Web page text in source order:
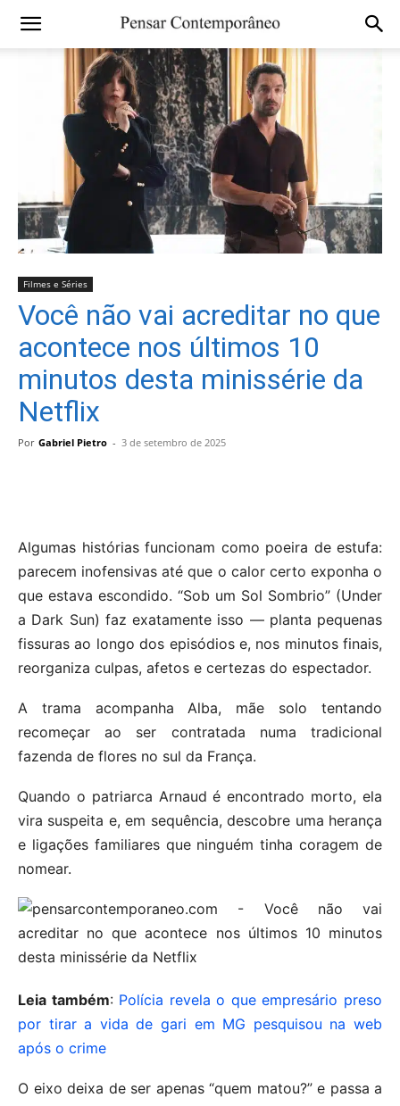
Filmes e Séries
Você não vai acreditar no que
acontece nos últimos 10
minutos desta minissérie da
Netflix
Por Gabriel Pietro - 3 de setembro de 2025
Algumas histórias funcionam como poeira de estufa:
parecem inofensivas até que o calor certo exponha o
que estava escondido. “Sob um Sol Sombrio” (Under
a Dark Sun) faz exatamente isso — planta pequenas
fissuras ao longo dos episódios e, nos minutos finais,
reorganiza culpas, afetos e certezas do espectador.
A trama acompanha Alba, mãe solo tentando
recomeçar ao ser contratada numa tradicional
fazenda de flores no sul da França.
Quando o patriarca Arnaud é encontrado morto, ela
vira suspeita e, em sequência, descobre uma herança
e ligações familiares que ninguém tinha coragem de
nomear.
Leia também: Polícia revela o que empresário preso
por tirar a vida de gari em MG pesquisou na web
após o crime
O eixo deixa de ser apenas “quem matou?” e passa a